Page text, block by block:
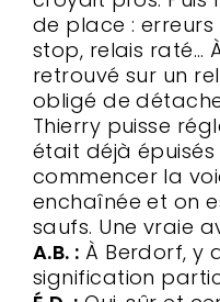
de place :
stop, relais raté…
retrouvé sur un
obligé de
Thierry puisse
était déjà
commencer la
enchaînée et on
saufs. Une vraie
A.B. : À Berdorf, y
signification